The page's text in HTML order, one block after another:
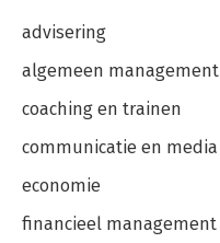
advisering
algemeen management
coaching en trainen
communicatie en media
economie
financieel management